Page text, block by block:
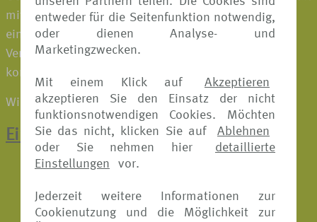
entweder für die Seitenfunktion notwendig,
oder dienen Analyse- und
Marketingzwecken.
Mit einem Klick auf
Akzeptieren
akzeptieren Sie den Einsatz der nicht
funktionsnotwendigen Cookies. Möchten
Sie das nicht, klicken Sie auf
Ablehnen
oder Sie nehmen hier
detaillierte
Einstellungen
vor.
Jederzeit weitere Informationen zur
Cookienutzung und die Möglichkeit zur
mit fortschrittlichem Know-how schaffen wir
einzigartige, kundenzentrierte B2B2C-Lösungen, die
Versicherung, Assistance und hochwertige Services
kombinieren für mehr Sicherheit und Lebensqualität.
Wir schützen, was wichtig ist, wenn es wichtig ist
Ein Klick zur Online-Schadenmeldung